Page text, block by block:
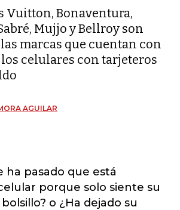
Vuitton, Bonaventura,
Mujjo y Bellroy son
marcas que cuentan con
celulares con tarjeteros
AGUILAR
ha pasado que está
porque solo siente su
o ¿Ha dejado su